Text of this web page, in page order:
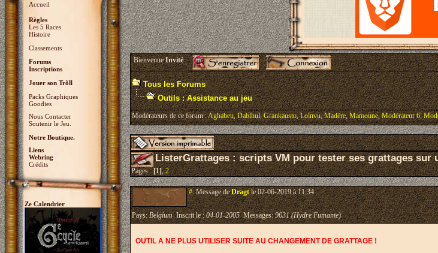
Accueil
Règles
Les 5 Races
Histoire
Classements
Forums
Inscriptions
Jouer son Trõll
Packs Graphiques
Goodies
Nous Contacter
Soutenir le Jeu.
Notre Boutique.
Liens
Webring
Crédits
Ze Calendrier
BienvenueInvité
Tous les Forums
Outils : Assistance au jeu
Modérateurs de ce forum :Aghabeu,Dabihul,Grankausto,Loinvu,Madère,Mamoune,Modérateur 6,
ListerGrattages : scripts VM pour tester ses grattages sur
Pages :[1],2
#.Message deDragtle 02-06-2019 à 11:34
Pays:BelgiumInscrit le :04-01-2005Messages:9631 (Hydre Fumante)
OUTIL A NE PLUS UTILISER SUITE AU CHANGEMENT DE GRATTAGE !